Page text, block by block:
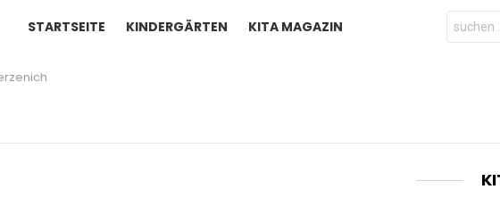
STARTSEITE KINDERGÄRTEN KITA MAGAZIN
Search
for: